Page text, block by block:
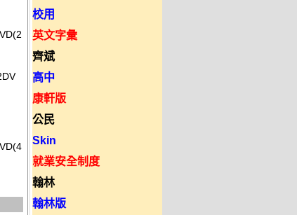
校用
英文字彙
齊斌
高中
康軒版
公民
Skin
就業安全制度
翰林
翰林版